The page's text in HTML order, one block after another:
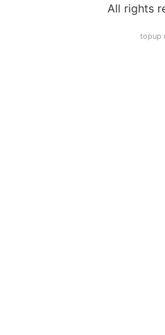
All rights
topup